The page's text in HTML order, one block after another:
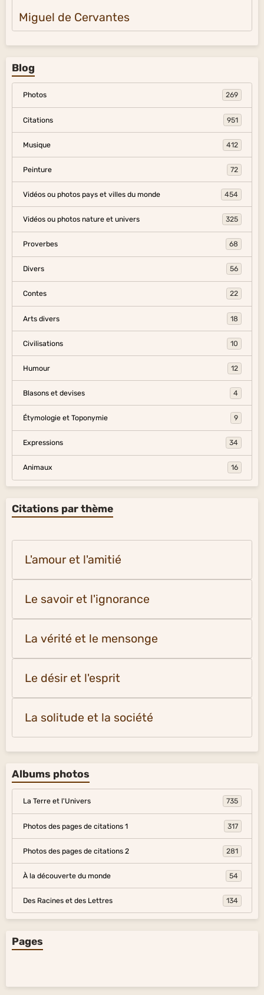
Miguel de Cervantes
Blog
Photos 269
Citations 951
Musique 412
Peinture 72
Vidéos ou photos pays et villes du monde 454
Vidéos ou photos nature et univers 325
Proverbes 68
Divers 56
Contes 22
Arts divers 18
Civilisations 10
Humour 12
Blasons et devises 4
Étymologie et Toponymie 9
Expressions 34
Animaux 16
Citations par thème
L'amour et l'amitié
Le savoir et l'ignorance
La vérité et le mensonge
Le désir et l'esprit
La solitude et la société
Albums photos
La Terre et l'Univers 735
Photos des pages de citations 1 317
Photos des pages de citations 2 281
À la découverte du monde 54
Des Racines et des Lettres 134
Pages